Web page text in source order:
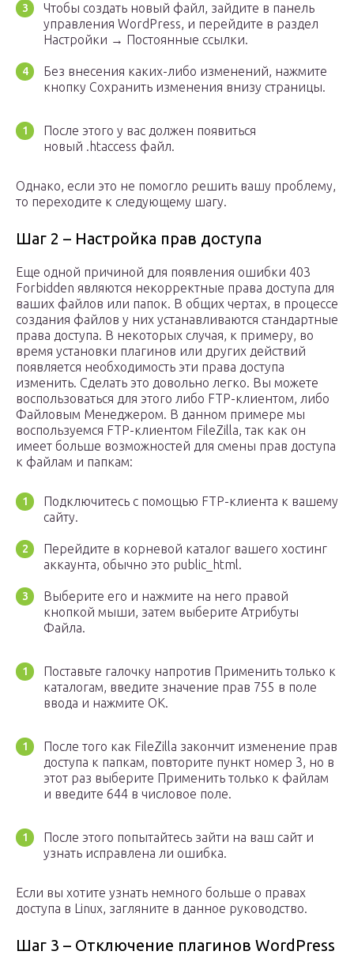
Чтобы создать новый файл, зайдите в панель
управления WordPress, и перейдите в раздел
Настройки → Постоянные ссылки.
Без внесения каких-либо изменений, нажмите
кнопку Сохранить изменения внизу страницы.
После этого у вас должен появиться
новый .htaccess файл.
Однако, если это не помогло решить вашу проблему,
то переходите к следующему шагу.
Шаг 2 – Настройка прав доступа
Еще одной причиной для появления ошибки 403
Forbidden являются некорректные права доступа для
ваших файлов или папок. В общих чертах, в процессе
создания файлов у них устанавливаются стандартные
права доступа. В некоторых случая, к примеру, во
время установки плагинов или других действий
появляется необходимость эти права доступа
изменить. Сделать это довольно легко. Вы можете
воспользоваться для этого либо FTP-клиентом, либо
Файловым Менеджером. В данном примере мы
воспользуемся FTP-клиентом FileZilla, так как он
имеет больше возможностей для смены прав доступа
к файлам и папкам:
Подключитесь с помощью FTP-клиента к вашему
сайту.
Перейдите в корневой каталог вашего хостинг
аккаунта, обычно это public_html.
Выберите его и нажмите на него правой
кнопкой мыши, затем выберите Атрибуты
Файла.
Поставьте галочку напротив Применить только к
каталогам, введите значение прав 755 в поле
ввода и нажмите OK.
После того как FileZilla закончит изменение прав
доступа к папкам, повторите пункт номер 3, но в
этот раз выберите Применить только к файлам
и введите 644 в числовое поле.
После этого попытайтесь зайти на ваш сайт и
узнать исправлена ли ошибка.
Если вы хотите узнать немного больше о правах
доступа в Linux, загляните в данное руководство.
Шаг 3 – Отключение плагинов WordPress